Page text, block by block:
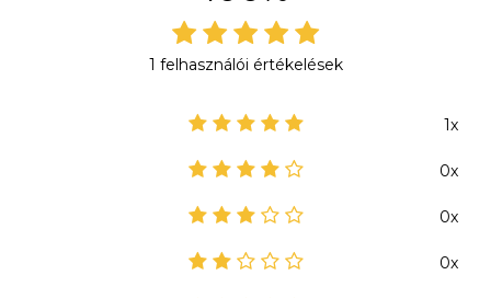
1 felhasználói értékelések
1x
0x
0x
0x